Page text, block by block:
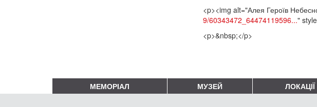
<p><img alt="Алея Героїв
9/60343472_64474119596..."
<p>&nbsp;</p>
МЕМОРІАЛ МУЗЕЙ ЛОКАЦІЇ